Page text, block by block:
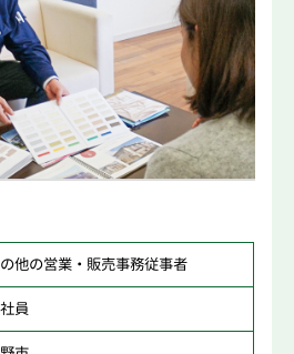
他の営業・販売事務従事者
員